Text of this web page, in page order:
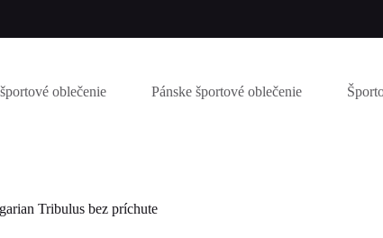
oblečenie Pánske športové oblečenie
Tribulus bez príchute